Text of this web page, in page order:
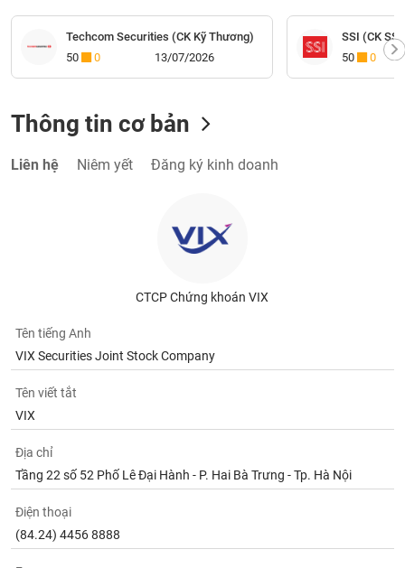
Techcom Securities (CK Kỹ Thương)
50
0 13/07/2026
SSI (CK
50
0
Thông tin cơ bản
Liên hệ Niêm yết Đăng ký kinh doanh
CTCP Chứng khoán VIX
Tên tiếng Anh
VIX Securities Joint Stock Company
Tên viết tắt
VIX
Địa chỉ
Tầng 22 số 52 Phố Lê Đại Hành - P. Hai Bà Trưng - Tp. Hà Nội
Điện thoại
(84.24) 4456 8888